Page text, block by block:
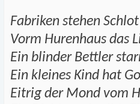
Fabriken stehen
Vorm Hurenhaus das
Ein blinder Bettler
Ein kleines Kind hat
Eitrig der Mond vom